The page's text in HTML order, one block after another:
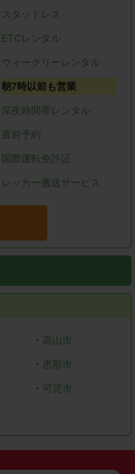
スタッドレス
ETCレンタル
ウィークリーレンタル
朝7時以前も営業
深夜時間帯レンタル
直前予約
国際運転免許証
レッカー搬送サービス
・ 高山市
・ 恵那市
・ 可児市